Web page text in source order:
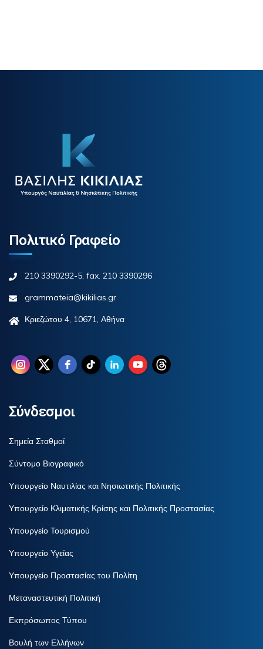
Πολιτικό Γραφείο
210 3390292-5, fax. 210 3390296
grammateia@kikilias.gr
Κριεζώτου 4, 10671, Αθήνα
Σύνδεσμοι
Σημεία Σταθμοί
Σύντομο Βιογραφικό
Υπουργείο Ναυτιλίας και Νησιωτικής Πολιτικής
Υπουργείο Κλιματικής Κρίσης και Πολιτικής Προστασίας
Υπουργείο Τουρισμού
Υπουργείο Υγείας
Υπουργείο Προστασίας του Πολίτη
Μεταναστευτική Πολιτική
Εκπρόσωπος Τύπου
Βουλή των Ελλήνων